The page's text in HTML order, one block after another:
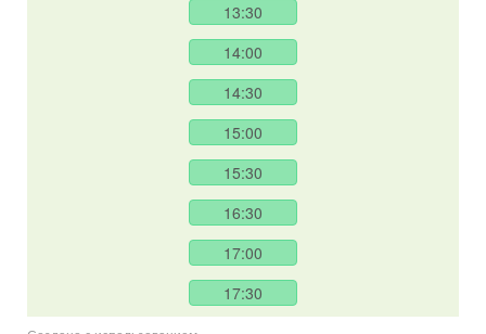
13:30
14:00
14:30
15:00
15:30
16:30
17:00
17:30